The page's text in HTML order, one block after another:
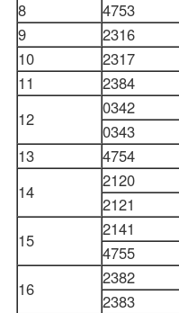
8 4753
9 2316
10 2317
11 2384
12
0342
0343
13 4754
14
2120
2121
15
2141
4755
16
2382
2383